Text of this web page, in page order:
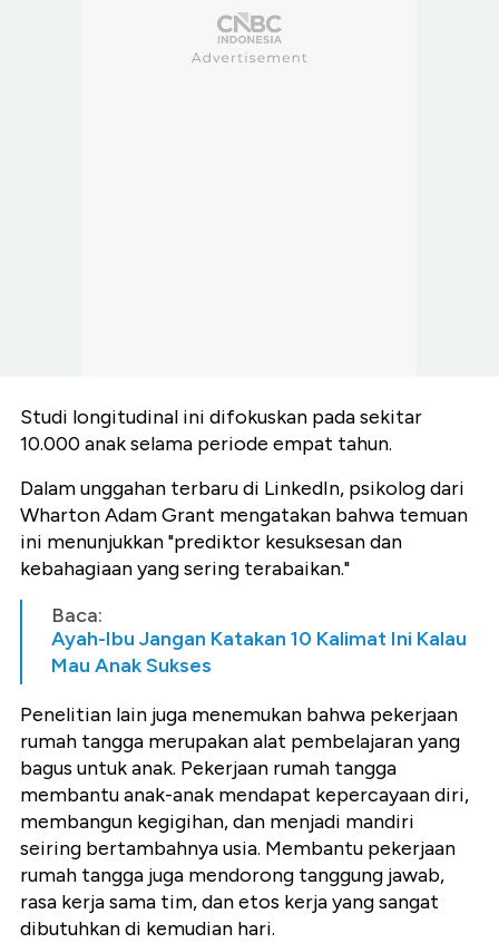
Studi longitudinal ini difokuskan pada sekitar
10.000 anak selama periode empat tahun.
Dalam unggahan terbaru di LinkedIn, psikolog dari
Wharton Adam Grant mengatakan bahwa temuan
ini menunjukkan "prediktor kesuksesan dan
kebahagiaan yang sering terabaikan."
Baca:
Ayah-Ibu Jangan Katakan 10 Kalimat Ini Kalau
Mau Anak Sukses
Penelitian lain juga menemukan bahwa pekerjaan
rumah tangga merupakan alat pembelajaran yang
bagus untuk anak. Pekerjaan rumah tangga
membantu anak-anak mendapat kepercayaan diri,
membangun kegigihan, dan menjadi mandiri
seiring bertambahnya usia. Membantu pekerjaan
rumah tangga juga mendorong tanggung jawab,
rasa kerja sama tim, dan etos kerja yang sangat
dibutuhkan di kemudian hari.